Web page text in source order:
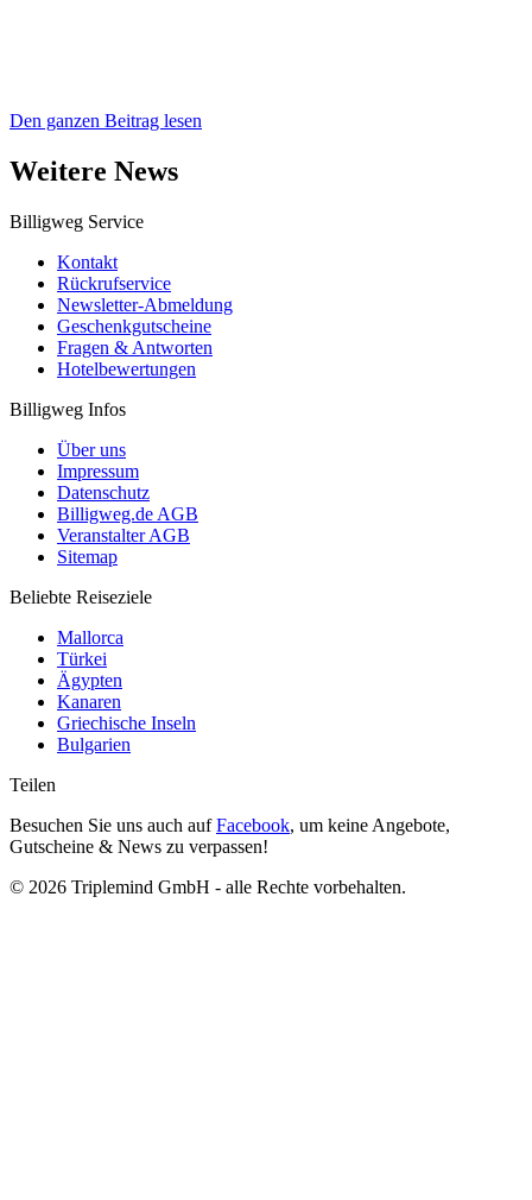
Den ganzen Beitrag lesen
Weitere News
Billigweg Service
Kontakt
Rückrufservice
Newsletter-Abmeldung
Geschenkgutscheine
Fragen & Antworten
Hotelbewertungen
Billigweg Infos
Über uns
Impressum
Datenschutz
Billigweg.de AGB
Veranstalter AGB
Sitemap
Beliebte Reiseziele
Mallorca
Türkei
Ägypten
Kanaren
Griechische Inseln
Bulgarien
Teilen
Besuchen Sie uns auch aufFacebook, um keine Angebote,
Gutscheine & News zu verpassen!
© 2026 Triplemind GmbH - alle Rechte vorbehalten.